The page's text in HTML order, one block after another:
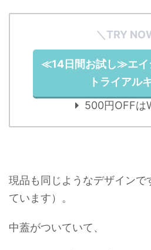
＼TRY
≪14日間お試し≫エ
トライアル
500円OFFは
現品も同じようなデザインで
ています）。
中蓋がついていて、